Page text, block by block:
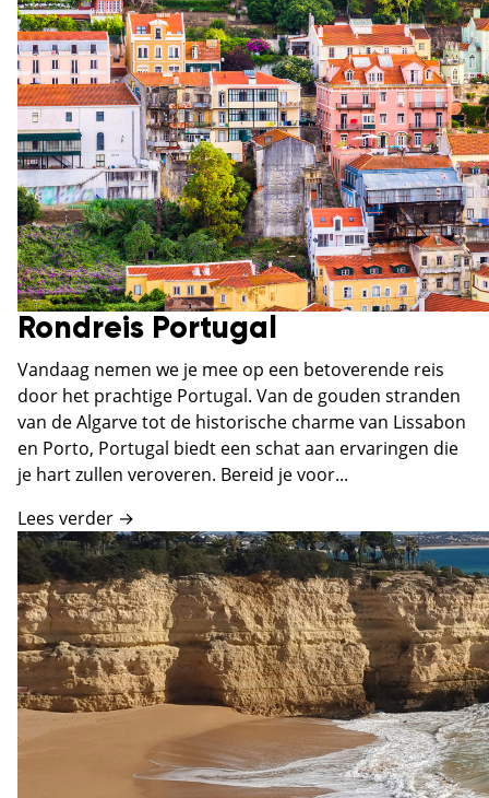
Rondreis Portugal
Vandaag nemen we je mee op een betoverende reis
door het prachtige Portugal. Van de gouden stranden
van de Algarve tot de historische charme van Lissabon
en Porto, Portugal biedt een schat aan ervaringen die
je hart zullen veroveren. Bereid je voor...
Lees verder →